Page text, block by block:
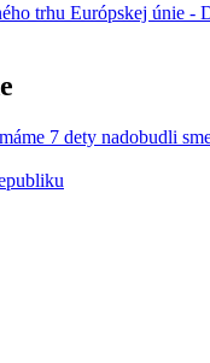
trhu Európskej únie -
7 dety nadobudli